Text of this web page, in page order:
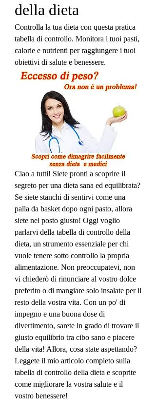
della dieta
Controlla la tua dieta con questa pratica
tabella di controllo. Monitora i tuoi pasti,
calorie e nutrienti per raggiungere i tuoi
obiettivi di salute e benessere.
Ciao a tutti! Siete pronti a scoprire il
segreto per una dieta sana ed equilibrata?
Se siete stanchi di sentirvi come una
palla da basket dopo ogni pasto, allora
siete nel posto giusto! Oggi voglio
parlarvi della tabella di controllo della
dieta, un strumento essenziale per chi
vuole tenere sotto controllo la propria
alimentazione. Non preoccupatevi, non
vi chiederò di rinunciare al vostro dolce
preferito o di mangiare solo insalate per il
resto della vostra vita. Con un po' di
impegno e una buona dose di
divertimento, sarete in grado di trovare il
giusto equilibrio tra cibo sano e piacere
della vita! Allora, cosa state aspettando?
Leggete il mio articolo completo sulla
tabella di controllo della dieta e scoprite
come migliorare la vostra salute e il
vostro benessere!